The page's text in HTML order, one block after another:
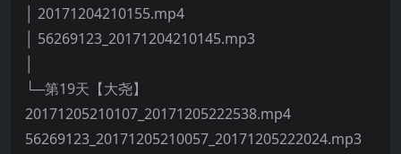
│ 20171204210155.mp4
│ 56269123_20171204210145.mp3
└─第19天【大尧】
20171205210107_20171205222538.mp4
56269123_20171205210057_20171205222024.mp3